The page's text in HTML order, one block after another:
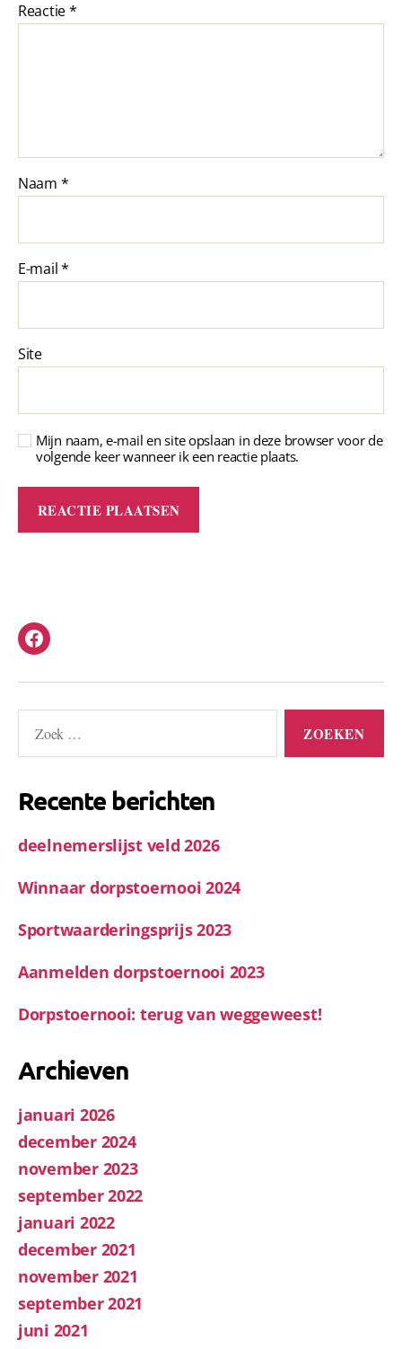
Reactie*
Naam *
E-mail*
Site
Mijn naam, e-mail en site opslaan in deze browser voor de
volgende keer wanneer ik een reactie plaats.
Facebook
naar:
Recente berichten
deelnemerslijst veld 2026
Winnaar dorpstoernooi 2024
Sportwaarderingsprijs 2023
Aanmelden dorpstoernooi 2023
Dorpstoernooi: terug van weggeweest!
Archieven
januari 2026
december 2024
november 2023
september 2022
januari 2022
december 2021
november 2021
september 2021
juni 2021